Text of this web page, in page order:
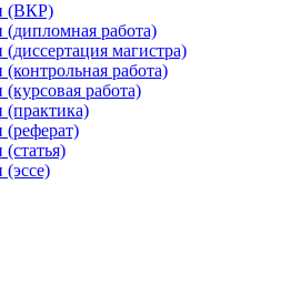
(ВКР)
(дипломная работа)
магистра)
работа)
работа)
(практика)
(реферат)
(эссе)